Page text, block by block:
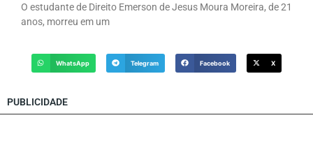
O estudante de Direito Emerson de Jesus Moura Moreira, de 21
anos, morreu em um
WhatsApp Telegram Facebook X
PUBLICIDADE